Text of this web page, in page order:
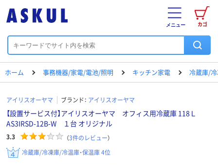
カゴ
メニュー
ホーム 事務機器/家電/電池/照明 キッチン家電 冷蔵庫/冷
アイリスオーヤマ ブランド： アイリスオーヤマ
【設置サービス付】アイリスオーヤマ オフィス用冷蔵庫 118Ｌ
AS3IRSD-12B-W １台 オリジナル
3.3 （3件のレビュー）
冷蔵庫/冷凍庫/冷温庫・保温庫 4位